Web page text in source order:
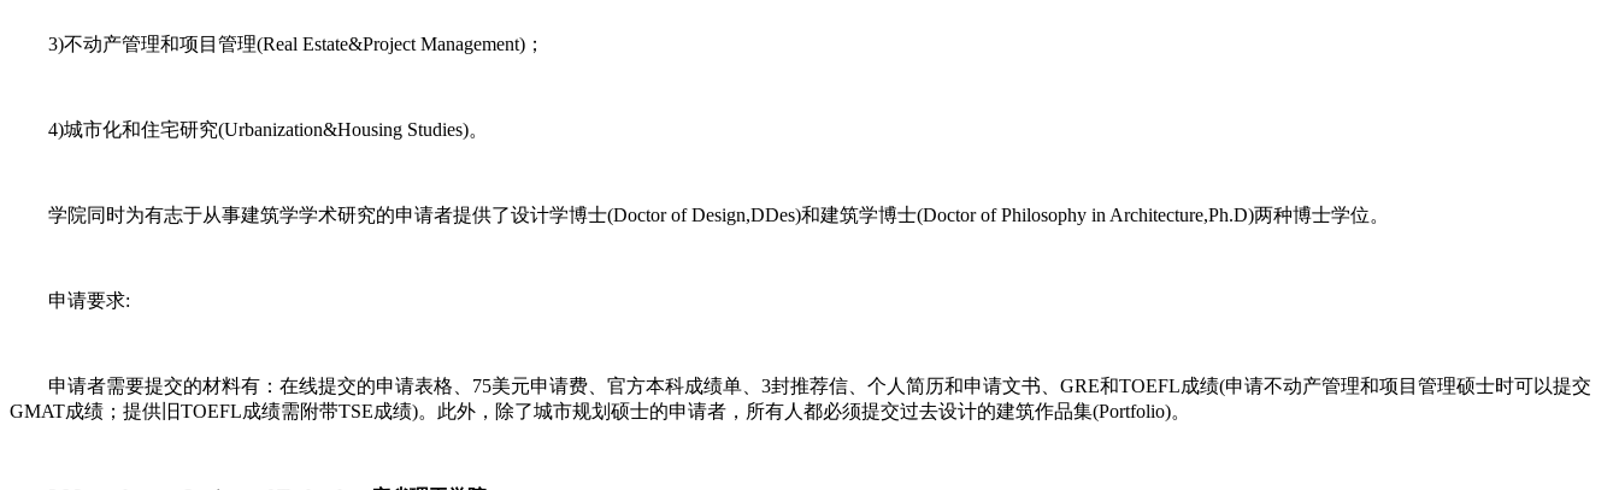
3)不动产管理和项目管理(Real Estate&Project Management)；
4)城市化和住宅研究(Urbanization&Housing Studies)。
学院同时为有志于从事建筑学学术研究的申请者提供了设计学博士(Doctor of Design,DDes)和建筑学博士(Doctor of Philosophy in Architecture,Ph.D)两种博士学位。
申请要求:
申请者需要提交的材料有：在线提交的申请表格、75美元申请费、官方本科成绩单、3封推荐信、个人简历和申请文书、GRE和TOEFL成绩(申请不动产管理和项目管理硕士时可以提交
GMAT成绩；提供旧TOEFL成绩需附带TSE成绩)。此外，除了城市规划硕士的申请者，所有人都必须提交过去设计的建筑作品集(Portfolio)。